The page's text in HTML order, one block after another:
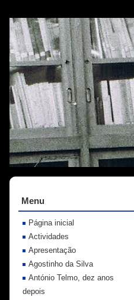
Menu
Página inicial
Actividades
Apresentação
Agostinho da Silva
António Telmo, dez anos
depois